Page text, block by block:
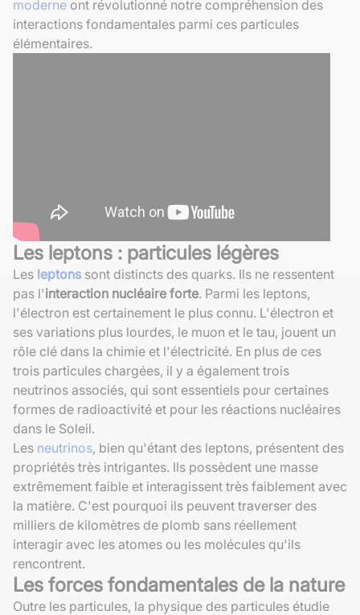
moderne ont révolutionné notre compréhension des
interactions fondamentales parmi ces particules
élémentaires.
Les leptons : particules légères
Les leptons sont distincts des quarks. Ils ne ressentent
pas l'interaction nucléaire forte. Parmi les leptons,
l'électron est certainement le plus connu. L'électron et
ses variations plus lourdes, le muon et le tau, jouent un
rôle clé dans la chimie et l'électricité. En plus de ces
trois particules chargées, il y a également trois
neutrinos associés, qui sont essentiels pour certaines
formes de radioactivité et pour les réactions nucléaires
dans le Soleil.
Les neutrinos, bien qu'étant des leptons, présentent des
propriétés très intrigantes. Ils possèdent une masse
extrêmement faible et interagissent très faiblement avec
la matière. C'est pourquoi ils peuvent traverser des
milliers de kilomètres de plomb sans réellement
interagir avec les atomes ou les molécules qu'ils
rencontrent.
Les forces fondamentales de la nature
Outre les particules, la physique des particules étudie